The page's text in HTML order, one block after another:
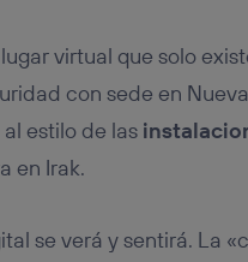
virtual que solo
con sede en
estilo de las
en Irak.
se verá y sentirá. La